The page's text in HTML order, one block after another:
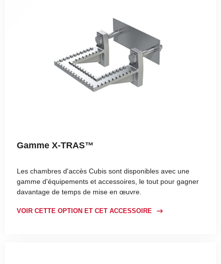
Gamme X-TRAS™
Les chambres d'accès Cubis sont disponibles avec une
gamme d'équipements et accessoires, le tout pour gagner
davantage de temps de mise en œuvre.
VOIR CETTE OPTION ET CET ACCESSOIRE